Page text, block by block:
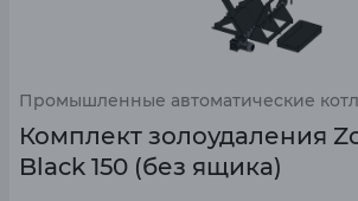
Промышленные автоматические
Комплект золоудаления
Black 150 (без ящика)